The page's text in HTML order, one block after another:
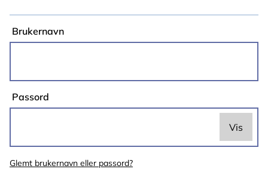
Brukernavn
Passord
Vis
er
Glemt brukernavn eller passord?